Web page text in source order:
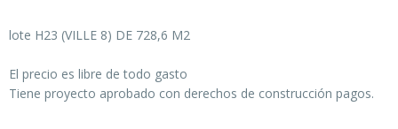
lote H23 (VILLE 8) DE 728,6 M2
El precio es libre de todo gasto
Tiene proyecto aprobado con derechos de construcción pagos.